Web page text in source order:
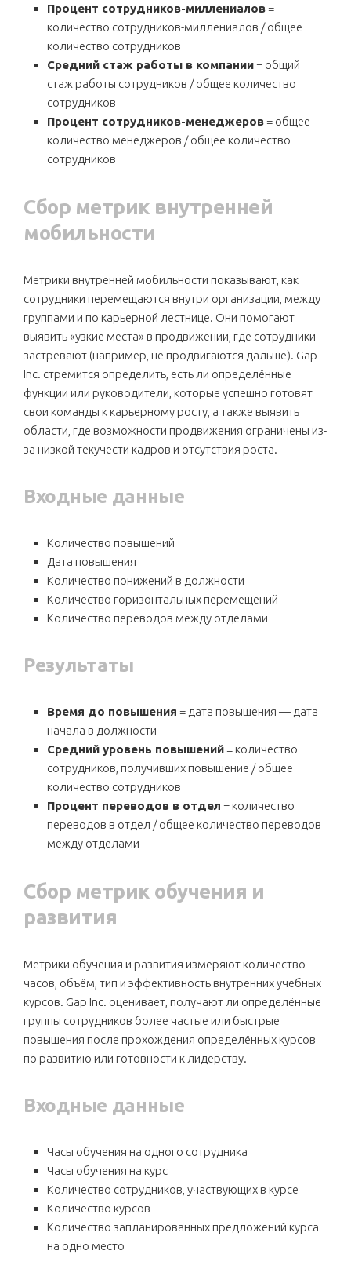
Процент сотрудников-миллениалов=
количество сотрудников-миллениалов / общее
количество сотрудников
Средний стаж работы в компании= общий
стаж работы сотрудников / общее количество
сотрудников
Процент сотрудников-менеджеров= общее
количество менеджеров / общее количество
сотрудников
Сбор метрик внутренней
мобильности
Метрики внутренней мобильности показывают, как
сотрудники перемещаются внутри организации, между
группами и по карьерной лестнице. Они помогают
выявить «узкие места» в продвижении, где сотрудники
застревают (например, не продвигаются дальше). Gap
Inc. стремится определить, есть ли определённые
функции или руководители, которые успешно готовят
свои команды к карьерному росту, а также выявить
области, где возможности продвижения ограничены из-
за низкой текучести кадров и отсутствия роста.
Входные данные
Количество повышений
Дата повышения
Количество понижений в должности
Количество горизонтальных перемещений
Количество переводов между отделами
Результаты
Время до повышения = дата повышения — дата
начала в должности
Средний уровень повышений= количество
сотрудников, получивших повышение / общее
количество сотрудников
Процент переводов в отдел = количество
переводов в отдел / общее количество переводов
между отделами
Сбор метрик обучения и
развития
Метрики обучения и развития измеряют количество
часов, объём, тип и эффективность внутренних учебных
курсов. Gap Inc. оценивает, получают ли определённые
группы сотрудников более частые или быстрые
повышения после прохождения определённых курсов
по развитию или готовности к лидерству.
Входные данные
Часы обучения на одного сотрудника
Часы обучения на курс
Количество сотрудников, участвующих в курсе
Количество курсов
Количество запланированных предложений курса
на одно место